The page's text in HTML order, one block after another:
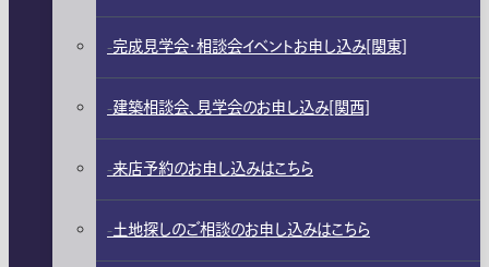
完成見学会・相談会イベントお申し込み[関東]
建築相談会、見学会のお申し込み[関西]
来店予約のお申し込みはこちら
土地探しのご相談のお申し込みはこちら